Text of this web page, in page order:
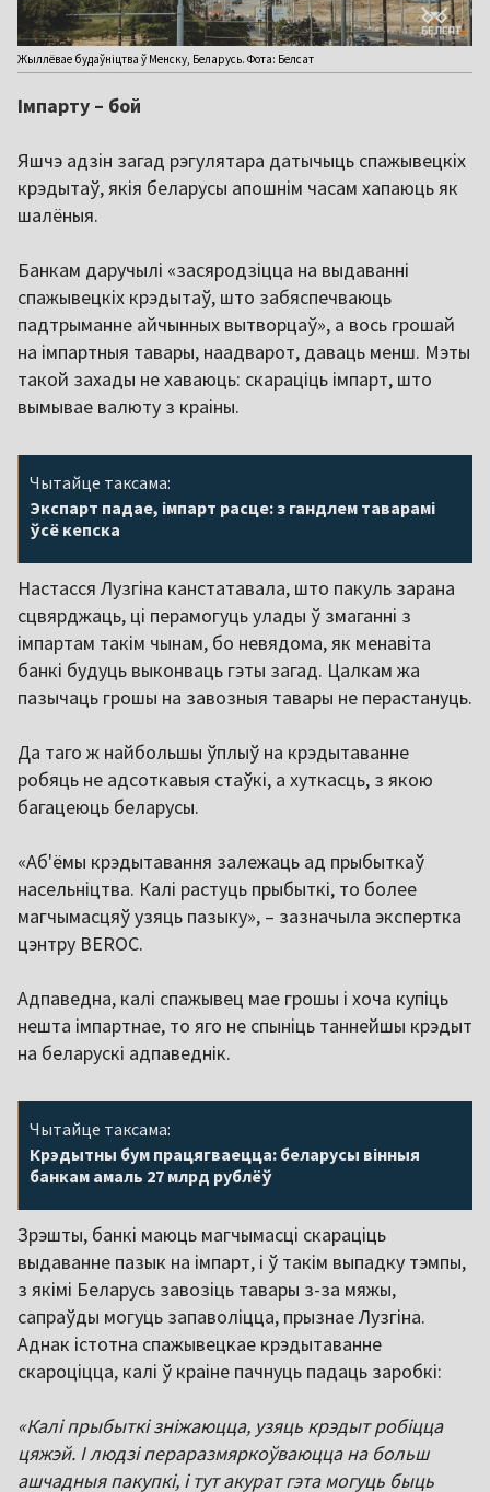
Жыллёвае будаўніцтва ў Менску, Беларусь. Фота: Белсат
Імпарту – бой
Яшчэ адзін загад рэгулятара датычыць спажывецкіх
крэдытаў, якія беларусы апошнім часам хапаюць як
шалёныя.
Банкам даручылі «засяродзіцца на выдаванні
спажывецкіх крэдытаў, што забяспечваюць
падтрыманне айчынных вытворцаў», а вось грошай
на імпартныя тавары, наадварот, даваць менш. Мэты
такой захады не хаваюць: скараціць імпарт, што
вымывае валюту з краіны.
Чытайце таксама:
Экспарт падае, імпарт расце: з гандлем таварамі
ўсё кепска
Настасся Лузгіна канстатавала, што пакуль зарана
сцвярджаць, ці перамогуць улады ў змаганні з
імпартам такім чынам, бо невядома, як менавіта
банкі будуць выконваць гэты загад. Цалкам жа
пазычаць грошы на завозныя тавары не перастануць.
Да таго ж найбольшы ўплыў на крэдытаванне
робяць не адсоткавыя стаўкі, а хуткасць, з якою
багацеюць беларусы.
«Аб'ёмы крэдытавання залежаць ад прыбыткаў
насельніцтва. Калі растуць прыбыткі, то более
магчымасцяў узяць пазыку», – зазначыла экспертка
цэнтру BEROC.
Адпаведна, калі спажывец мае грошы і хоча купіць
нешта імпартнае, то яго не спыніць таннейшы крэдыт
на беларускі адпаведнік.
Чытайце таксама:
Крэдытны бум працягваецца: беларусы вінныя
банкам амаль 27 млрд рублёў
Зрэшты, банкі маюць магчымасці скараціць
выдаванне пазык на імпарт, і ў такім выпадку тэмпы,
з якімі Беларусь завозіць тавары з-за мяжы,
сапраўды могуць запаволіцца, прызнае Лузгіна.
Аднак істотна спажывецкае крэдытаванне
скароціцца, калі ў краіне пачнуць падаць заробкі:
«Калі прыбыткі зніжаюцца, узяць крэдыт робіцца
цяжэй. І людзі пераразмяркоўваюцца на больш
ашчадныя пакупкі, і тут акурат гэта могуць быць